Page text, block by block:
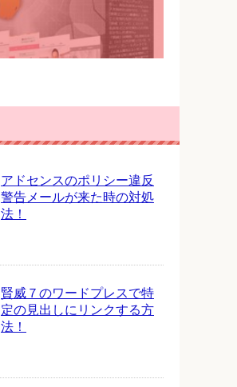
アドセンスのポリシー違反
警告メールが来た時の対処
法！
賢威７のワードプレスで特
定の見出しにリンクする方
法！